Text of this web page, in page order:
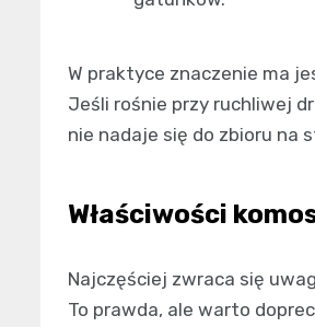
W praktyce znaczenie ma
Jeśli rośnie przy ruchliwej
nie nadaje się do zbioru na
Właściwości
Najczęściej zwraca się
To prawda, ale warto